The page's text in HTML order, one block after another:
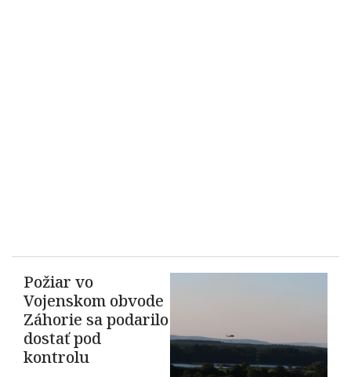
Požiar vo
Vojenskom obvode
Záhorie sa podarilo
dostať pod
kontrolu